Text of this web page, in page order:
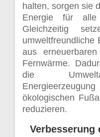
halten, sorgen sie
Energie für
Gleichzeitig
umweltfreundliche
aus
Fernwärme.
die
ökologischen
reduzieren.